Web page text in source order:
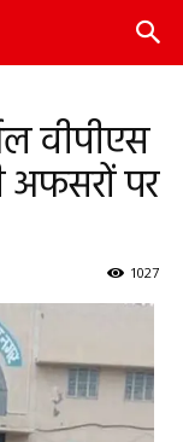
वीपीएस
अफसरों पर
1027